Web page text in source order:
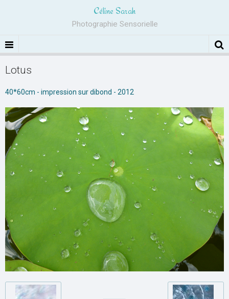
Céline Sarah
Photographie Sensorielle
Lotus
40*60cm - impression sur dibond - 2012